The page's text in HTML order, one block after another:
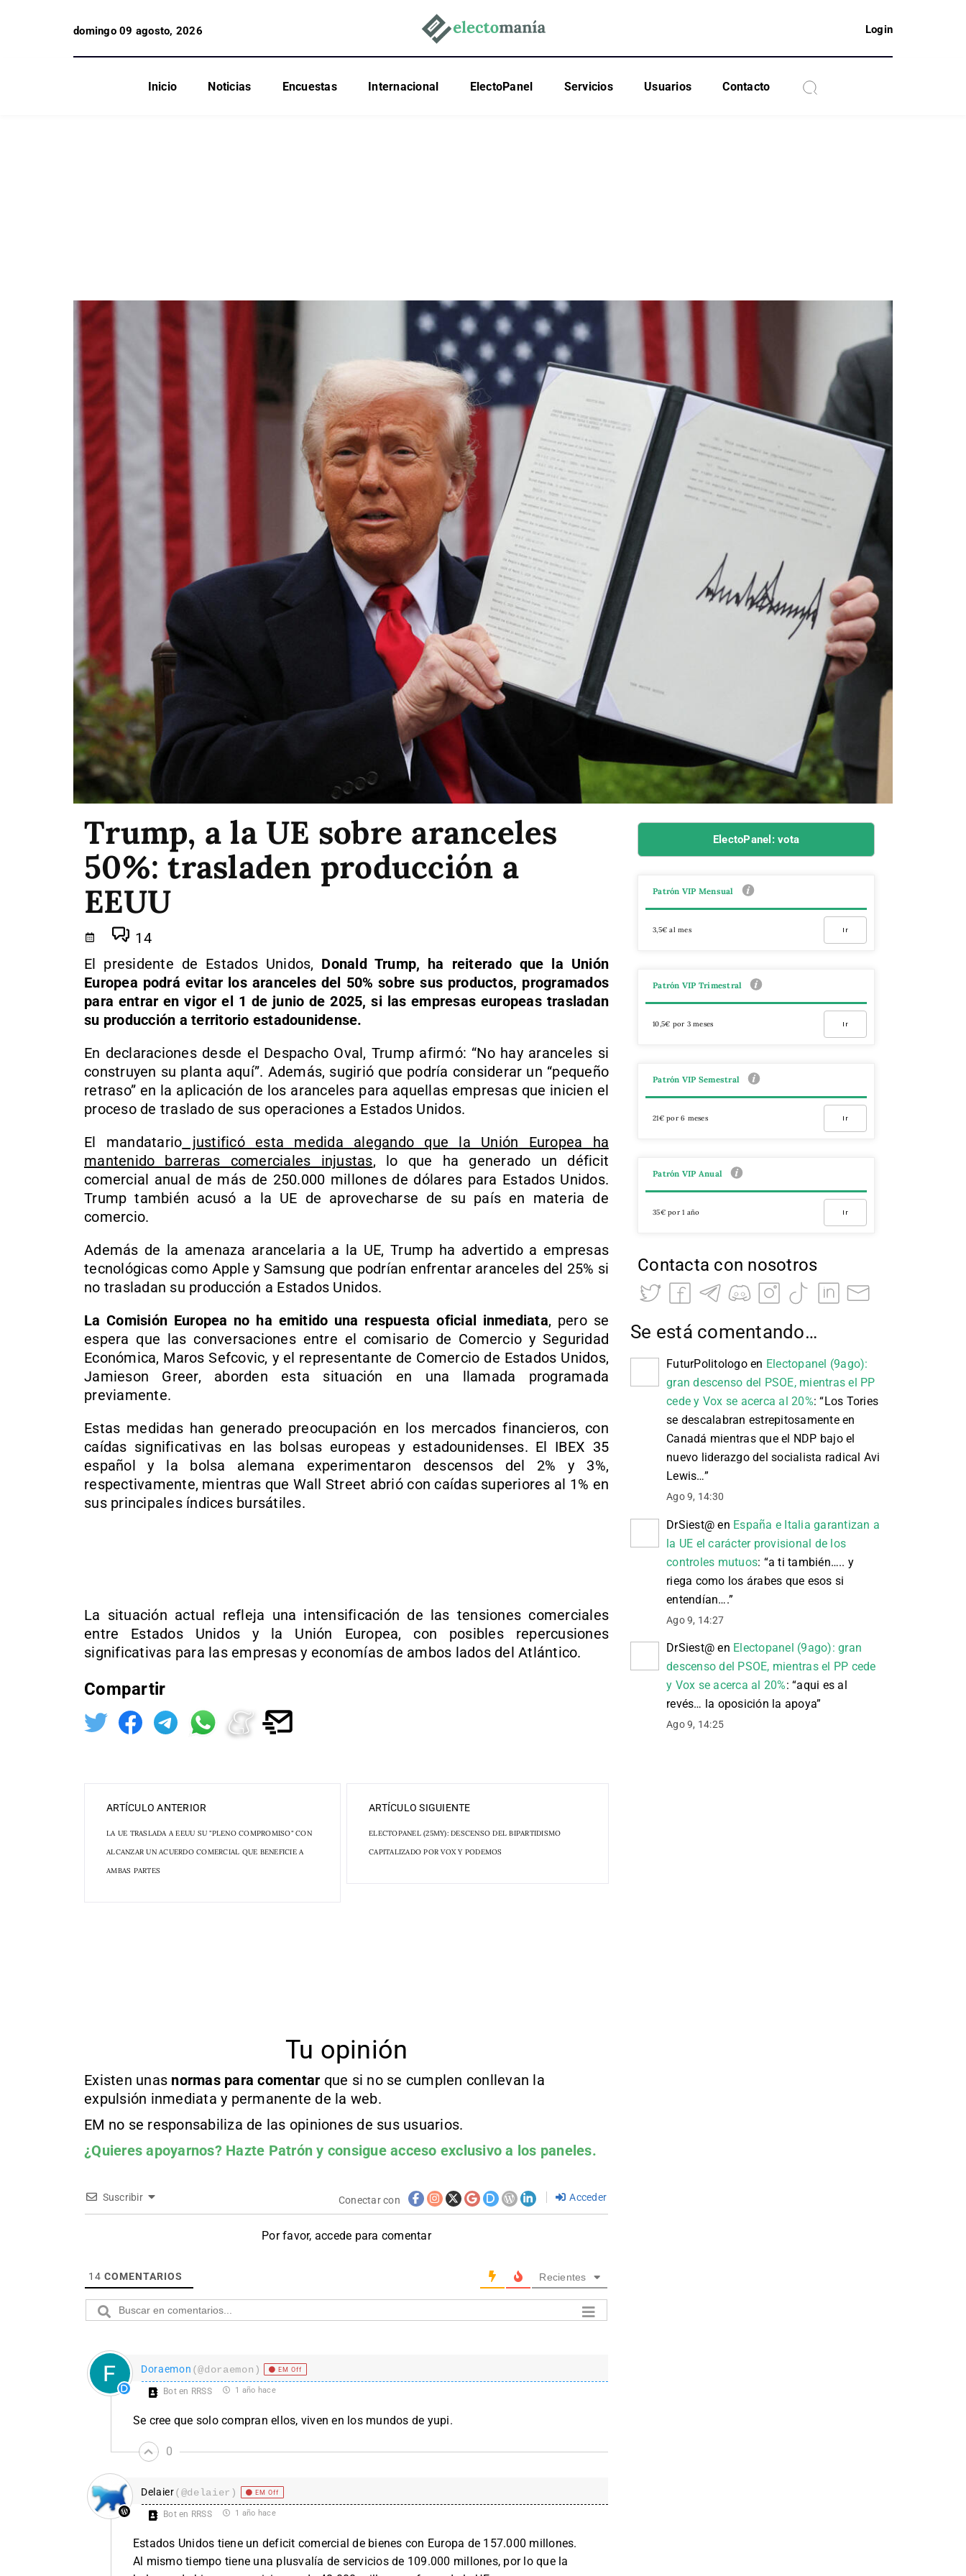
domingo 09 agosto, 2026 Login
Inicio Noticias Encuestas Internacional ElectoPanel Servicios Usuarios Contacto
Trump, a la UE sobre aranceles
50%: trasladen producción a
EEUU
14
El presidente de Estados Unidos, Donald Trump, ha reiterado que la Unión
Europea podrá evitar los aranceles del 50% sobre sus productos, programados
para entrar en vigor el 1 de junio de 2025, si las empresas europeas trasladan
su producción a territorio estadounidense.
En declaraciones desde el Despacho Oval, Trump afirmó: “No hay aranceles si
construyen su planta aquí”. Además, sugirió que podría considerar un “pequeño
retraso” en la aplicación de los aranceles para aquellas empresas que inicien el
proceso de traslado de sus operaciones a Estados Unidos.
El mandatario justificó esta medida alegando que la Unión Europea ha
mantenido barreras comerciales injustas, lo que ha generado un déficit
comercial anual de más de 250.000 millones de dólares para Estados Unidos.
Trump también acusó a la UE de aprovecharse de su país en materia de
comercio.
Además de la amenaza arancelaria a la UE, Trump ha advertido a empresas
tecnológicas como Apple y Samsung que podrían enfrentar aranceles del 25% si
no trasladan su producción a Estados Unidos.
La Comisión Europea no ha emitido una respuesta oficial inmediata, pero se
espera que las conversaciones entre el comisario de Comercio y Seguridad
Económica, Maros Sefcovic, y el representante de Comercio de Estados Unidos,
Jamieson Greer, aborden esta situación en una llamada programada
previamente.
Estas medidas han generado preocupación en los mercados financieros, con
caídas significativas en las bolsas europeas y estadounidenses. El IBEX 35
español y la bolsa alemana experimentaron descensos del 2% y 3%,
respectivamente, mientras que Wall Street abrió con caídas superiores al 1% en
sus principales índices bursátiles.
La situación actual refleja una intensificación de las tensiones comerciales
entre Estados Unidos y la Unión Europea, con posibles repercusiones
significativas para las empresas y economías de ambos lados del Atlántico.
Compartir
ARTÍCULO ANTERIOR
LA UE TRASLADA A EEUU SU "PLENO COMPROMISO" CON
ALCANZAR UN ACUERDO COMERCIAL QUE BENEFICIE A
AMBAS PARTES
ARTÍCULO SIGUIENTE
ELECTOPANEL (25MY): DESCENSO DEL BIPARTIDISMO
CAPITALIZADO POR VOX Y PODEMOS
Tu opinión
Existen unas normas para comentar que si no se cumplen conllevan la
expulsión inmediata y permanente de la web.
EM no se responsabiliza de las opiniones de sus usuarios.
¿Quieres apoyarnos? Hazte Patrón y consigue acceso exclusivo a los paneles.
Suscribir Conectar con Acceder
Por favor, accede para comentar
14 COMENTARIOS Recientes
Doraemon (@doraemon) EM Off
Bot en RRSS 1 año hace
Se cree que solo compran ellos, viven en los mundos de yupi.
0
Delaier(@delaier) EM Off
Bot en RRSS 1 año hace
Estados Unidos tiene un deficit comercial de bienes con Europa de 157.000 millones.
Al mismo tiempo tiene una plusvalía de servicios de 109.000 millones, por lo que la
ElectoPanel: vota
Patrón VIP Mensual
3,5€ al mes Ir
Patrón VIP Trimestral
10,5€ por 3 meses Ir
Patrón VIP Semestral
21€ por 6 meses Ir
Patrón VIP Anual
35€ por 1 año Ir
Contacta con nosotros
Se está comentando…
FuturPolitologoen Electopanel (9ago):
gran descenso del PSOE, mientras el PP
cede y Vox se acerca al 20%: “Los Tories
se descalabran estrepitosamente en
Canadá mientras que el NDP bajo el
nuevo liderazgo del socialista radical Avi
Lewis…”
Ago 9, 14:30
DrSiest@ en España e Italia garantizan a
la UE el carácter provisional de los
controles mutuos: “a ti también….. y
riega como los árabes que esos si
entendían….”
Ago 9, 14:27
DrSiest@ en Electopanel (9ago): gran
descenso del PSOE, mientras el PP cede
y Vox se acerca al 20%: “aqui es al
revés… la oposición la apoya”
Ago 9, 14:25